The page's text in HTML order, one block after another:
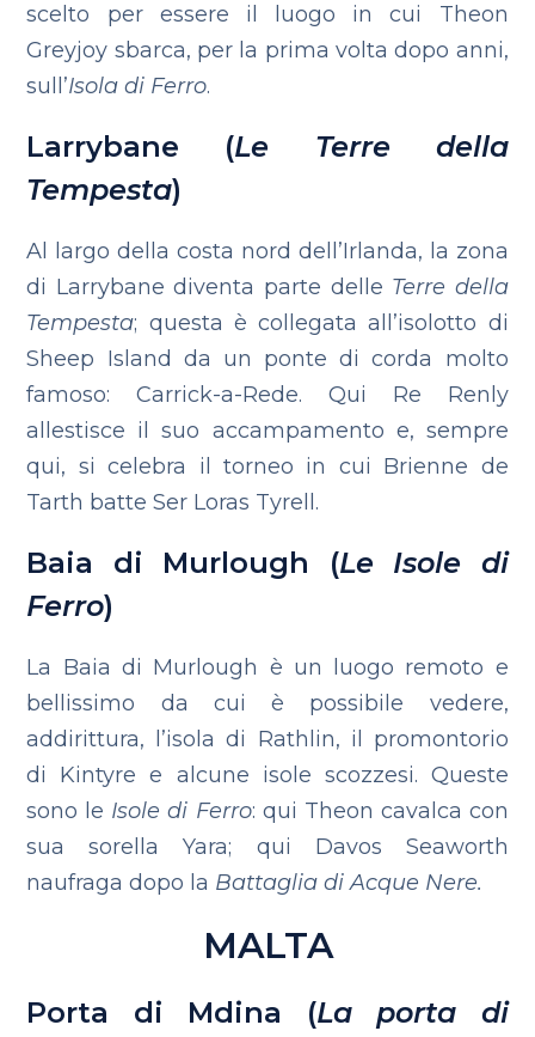
scelto per essere il luogo in cui Theon
Greyjoy sbarca, per la prima volta dopo anni,
sull’Isola di Ferro.
Larrybane (Le Terre della
Tempesta)
Al largo della costa nord dell’Irlanda, la zona
di Larrybane diventa parte delle Terre della
Tempesta; questa è collegata all’isolotto di
Sheep Island da un ponte di corda molto
famoso: Carrick-a-Rede. Qui Re Renly
allestisce il suo accampamento e, sempre
qui, si celebra il torneo in cui Brienne de
Tarth batte Ser Loras Tyrell.
Baia di Murlough (Le Isole di
Ferro)
La Baia di Murlough è un luogo remoto e
bellissimo da cui è possibile vedere,
addirittura, l’isola di Rathlin, il promontorio
di Kintyre e alcune isole scozzesi. Queste
sono le Isole di Ferro: qui Theon cavalca con
sua sorella Yara; qui Davos Seaworth
naufraga dopo la Battaglia di Acque Nere.
MALTA
Porta di Mdina (La porta di